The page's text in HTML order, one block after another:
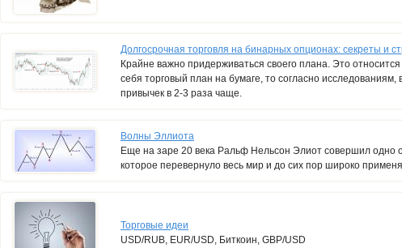
Долгосрочная торговля на бинарных опционах: секреты и
Крайне важно придерживаться своего плана. Это
себя торговый план на бумаге, то согласно
привычек в 2-3 раза чаще.
Волны Эллиота
Еще на заре 20 века Ральф Нельсон Элиот совершил одно
которое перевернуло весь мир и до сих пор широко
Торговые идеи
USD/RUB, EUR/USD, Биткоин, GBP/USD